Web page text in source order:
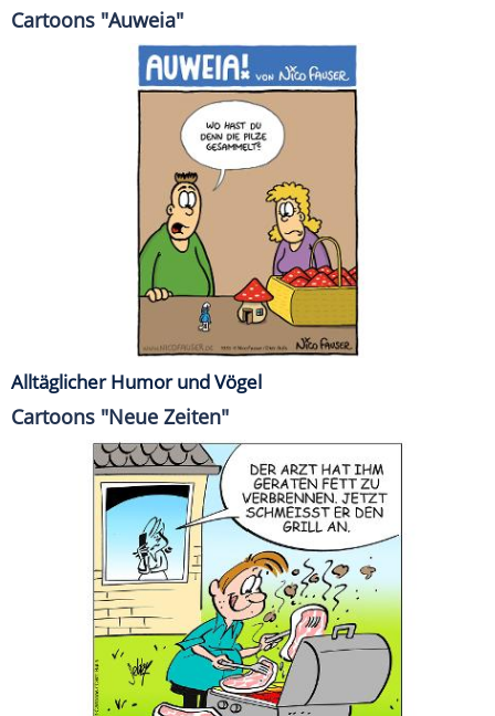
Cartoons "Auweia"
Alltäglicher Humor und Vögel
Cartoons "Neue Zeiten"